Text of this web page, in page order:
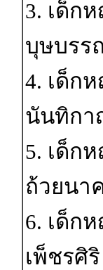
3. เด็
บุษบรร
4. เด็ก
นันทิกา
5. เด็
ถ้วยนา
6. เด็
เพ็ชรศิริ